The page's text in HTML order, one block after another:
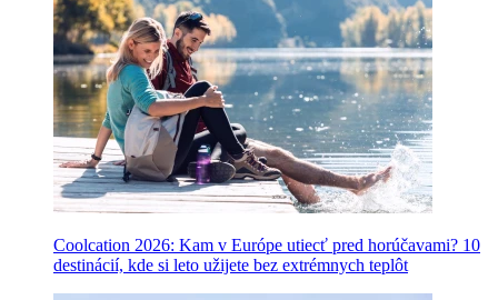
Coolcation 2026: Kam v Európe utiecť pred horúčavami? 10
destinácií, kde si leto užijete bez extrémnych teplôt